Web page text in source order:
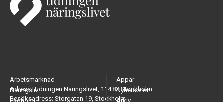
Adress: Tidningen Näringslivet, 114 82 Stockholm
Besöksadress: Storgatan 19, Stockholm
Arbetsmarknad
Näringsliv
Ekonomi
Appar
Nyhetsbrev
Arkiv